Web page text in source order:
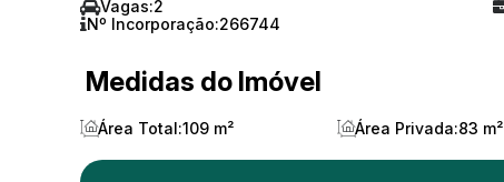
Vagas:2
Nº Incorporação:266744
Medidas do Imóvel
Área Total:109 m² Área Privada:83 m²